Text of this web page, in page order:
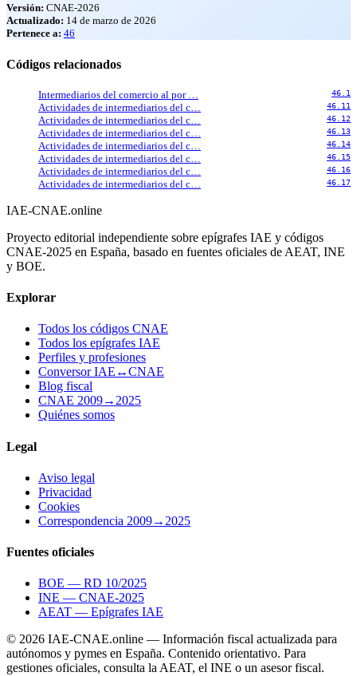
Versión: CNAE-2026
Actualizado: 14 de marzo de 2026
Pertenece a: 46
Códigos relacionados
Intermediarios del comercio al por … 46.1
Actividades de intermediarios del c… 46.11
Actividades de intermediarios del c… 46.12
Actividades de intermediarios del c… 46.13
Actividades de intermediarios del c… 46.14
Actividades de intermediarios del c… 46.15
Actividades de intermediarios del c… 46.16
Actividades de intermediarios del c… 46.17
IAE-CNAE.online
Proyecto editorial independiente sobre epígrafes IAE y códigos
CNAE-2025 en España, basado en fuentes oficiales de AEAT, INE
y BOE.
Explorar
Todos los códigos CNAE
Todos los epígrafes IAE
Perfiles y profesiones
Conversor IAE↔CNAE
Blog fiscal
CNAE 2009→2025
Quiénes somos
Legal
Aviso legal
Privacidad
Cookies
Correspondencia 2009→2025
Fuentes oficiales
BOE — RD 10/2025
INE — CNAE-2025
AEAT — Epígrafes IAE
© 2026 IAE-CNAE.online — Información fiscal actualizada para
autónomos y pymes en España. Contenido orientativo. Para
gestiones oficiales, consulta la AEAT, el INE o un asesor fiscal.